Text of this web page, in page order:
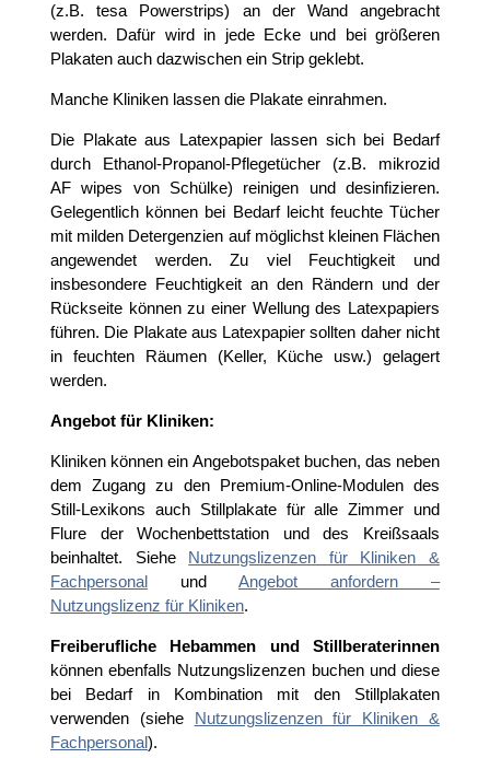
(z.B. tesa Powerstrips) an der Wand angebracht
werden. Dafür wird in jede Ecke und bei größeren
Plakaten auch dazwischen ein Strip geklebt.
Manche Kliniken lassen die Plakate einrahmen.
Die Plakate aus Latexpapier lassen sich bei Bedarf
durch Ethanol-Propanol-Pflegetücher (z.B. mikrozid
AF wipes von Schülke) reinigen und desinfizieren.
Gelegentlich können bei Bedarf leicht feuchte Tücher
mit milden Detergenzien auf möglichst kleinen Flächen
angewendet werden. Zu viel Feuchtigkeit und
insbesondere Feuchtigkeit an den Rändern und der
Rückseite können zu einer Wellung des Latexpapiers
führen. Die Plakate aus Latexpapier sollten daher nicht
in feuchten Räumen (Keller, Küche usw.) gelagert
werden.
Angebot für Kliniken:
Kliniken können ein Angebotspaket buchen, das neben
dem Zugang zu den Premium-Online-Modulen des
Still-Lexikons auch Stillplakate für alle Zimmer und
Flure der Wochenbettstation und des Kreißsaals
beinhaltet. Siehe Nutzungslizenzen für Kliniken &
Fachpersonal und Angebot anfordern –
Nutzungslizenz für Kliniken.
Freiberufliche Hebammen und Stillberaterinnen
können ebenfalls Nutzungslizenzen buchen und diese
bei Bedarf in Kombination mit den Stillplakaten
verwenden (siehe Nutzungslizenzen für Kliniken &
Fachpersonal).